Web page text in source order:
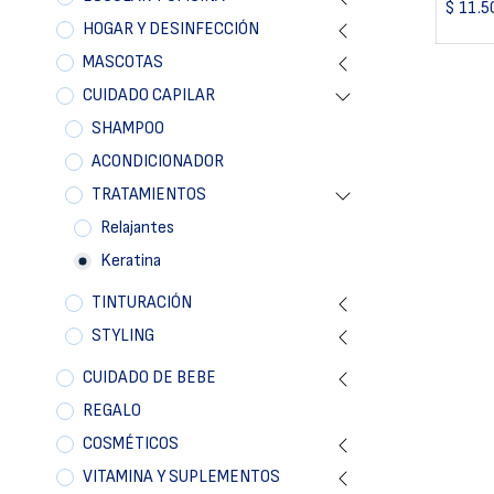
HOGAR Y DESINFECCIÓN
MASCOTAS
CUIDADO CAPILAR
SHAMPOO
ACONDICIONADOR
TRATAMIENTOS
Relajantes
Keratina
TINTURACIÓN
STYLING
CUIDADO DE BEBE
REGALO
COSMÉTICOS
VITAMINA Y SUPLEMENTOS
$